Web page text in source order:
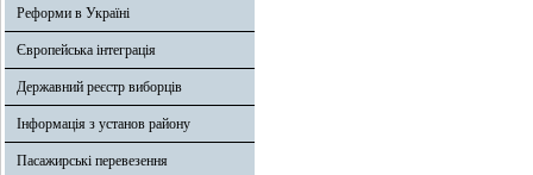
Реформи в Україні
Європейська інтеграція
Державний реєстр виборців
Інформація з установ району
Пасажирські перевезення